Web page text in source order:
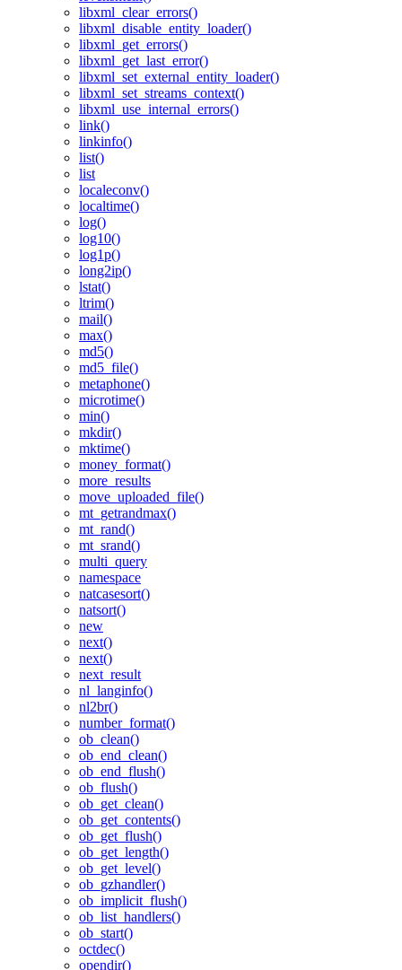
libxml_clear_errors()
libxml_disable_entity_loader()
libxml_get_errors()
libxml_get_last_error()
libxml_set_external_entity_loader()
libxml_set_streams_context()
libxml_use_internal_errors()
link()
linkinfo()
list()
list
localeconv()
localtime()
log()
log10()
log1p()
long2ip()
lstat()
ltrim()
mail()
max()
md5()
md5_file()
metaphone()
microtime()
min()
mkdir()
mktime()
money_format()
more_results
move_uploaded_file()
mt_getrandmax()
mt_rand()
mt_srand()
multi_query
namespace
natcasesort()
natsort()
new
next()
next()
next_result
nl_langinfo()
nl2br()
number_format()
ob_clean()
ob_end_clean()
ob_end_flush()
ob_flush()
ob_get_clean()
ob_get_contents()
ob_get_flush()
ob_get_length()
ob_get_level()
ob_gzhandler()
ob_implicit_flush()
ob_list_handlers()
ob_start()
octdec()
opendir()